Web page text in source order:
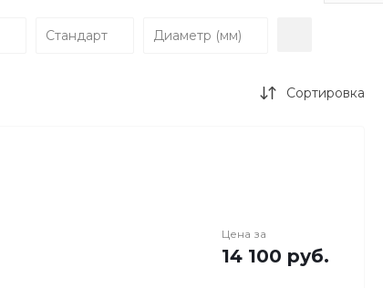
Стандарт Диаметр (мм)
Сортировка
Цена за
14 100 руб.